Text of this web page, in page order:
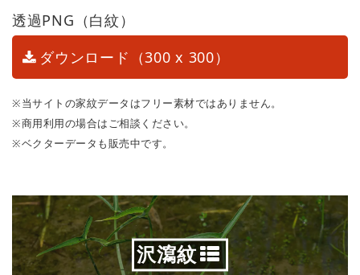
透過PNG（白紋）
ダウンロード（300 x 300）
※当サイトの家紋データはフリー素材ではありません。
※商用利用の場合はご相談ください。
※ベクターデータも販売中です。
沢瀉紋